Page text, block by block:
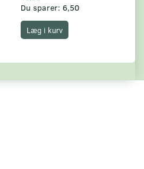
Du sparer: 6,50
Læg i kurv